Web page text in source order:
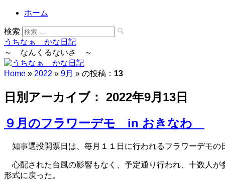
ホーム
検索
うちなぁ かな日記
～ なんくるないさ ～
Home » 2022 » 9月 » の投稿： 13
日別アーカイブ： 2022年9月13日
９月のフラワーデモ in おきなわ
知事選投開票日は、毎月１１日に行われるフラワーデモの
心配された台風の影響もなく、予定通り行われ、十数人
形式に戻った。